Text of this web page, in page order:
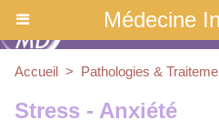
Médecine
Accueil > Pathologies &
Stress - Anxiété